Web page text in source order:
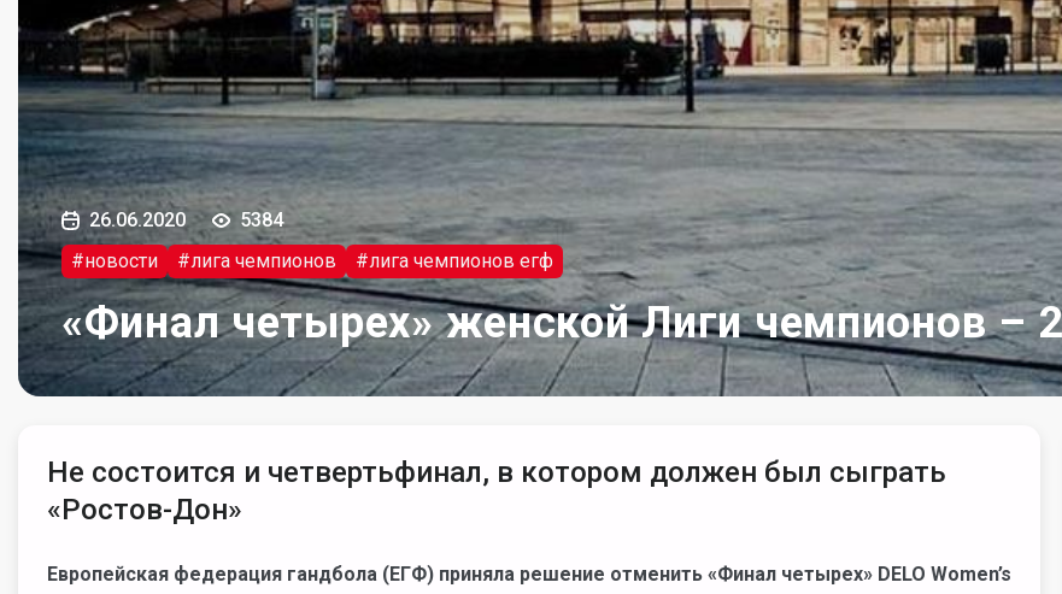
26.06.2020
5384
#новости
#лига чемпионов #лига чемпионов егф
«Финал четырех» женской Лиги чемпионов –
Не состоится и четвертьфинал, в котором должен был сыграть
«Ростов-Дон»
Европейская федерация гандбола (ЕГФ) приняла решение отменить «Финал четырех» DELO Women’s